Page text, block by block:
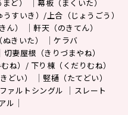
ど）
幕板（まくいた）
すいき）/上合（じょうごう）
ん）
軒天（のきてん）
きいた）
ケラバ
切妻屋根（きりづまやね）
ね）/ 下り棟（くだりむね）
どい）
竪樋（たてどい）
ァルトシングル
スレート
ル